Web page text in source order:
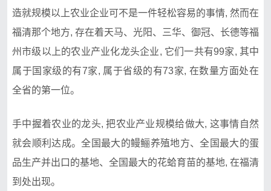
造就规模以上农业企业可不是一件轻松容易的事情, 然而在
福清那个地方, 存在着天马、光阳、三华、御冠、长德等福
州市级以上的农业产业化龙头企业, 它们一共有99家, 其中
属于国家级的有7家, 属于省级的有73家, 在数量方面处在
全省的第一位。
手中握着农业的龙头, 把农业产业规模给做大, 这事情自然
就会顺利达成。全国最大的鳗鲡养殖地方、全国最大的蛋
品生产并出口的基地、全国最大的花蛤育苗的基地, 在福清
到处出现。